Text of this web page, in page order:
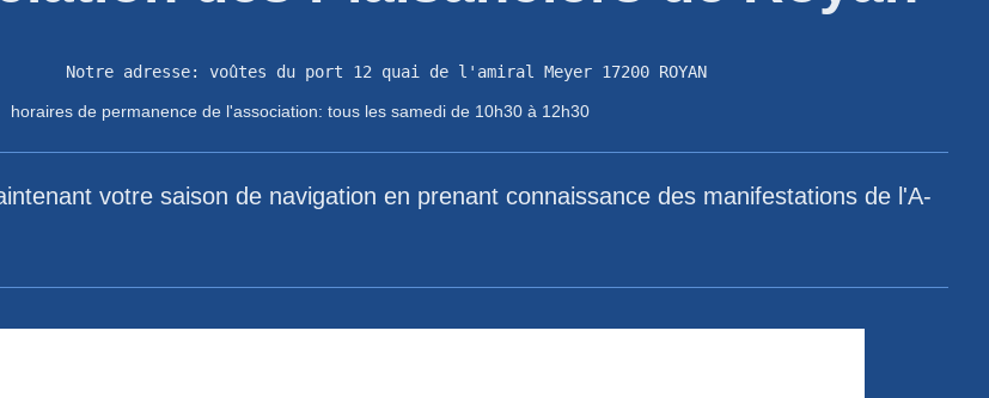
Notre adresse: voûtes du port 12 quai de l'amiral Meyer 17200 ROYAN
de l'association: tous les samedi de 10h30 à 12h30
votre saison de navigation en prenant connaissance des manifestations de l'A-